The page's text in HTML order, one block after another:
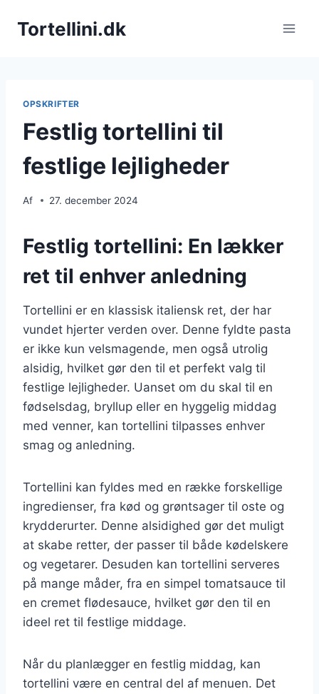
Tortellini.dk
OPSKRIFTER
Festlig tortellini til
festlige lejligheder
Af 27. december 2024
Festlig tortellini: En lækker
ret til enhver anledning
Tortellini er en klassisk italiensk ret, der har
vundet hjerter verden over. Denne fyldte pasta
er ikke kun velsmagende, men også utrolig
alsidig, hvilket gør den til et perfekt valg til
festlige lejligheder. Uanset om du skal til en
fødselsdag, bryllup eller en hyggelig middag
med venner, kan tortellini tilpasses enhver
smag og anledning.
Tortellini kan fyldes med en række forskellige
ingredienser, fra kød og grøntsager til oste og
krydderurter. Denne alsidighed gør det muligt
at skabe retter, der passer til både kødelskere
og vegetarer. Desuden kan tortellini serveres
på mange måder, fra en simpel tomatsauce til
en cremet flødesauce, hvilket gør den til en
ideel ret til festlige middage.
Når du planlægger en festlig middag, kan
tortellini være en central del af menuen. Det